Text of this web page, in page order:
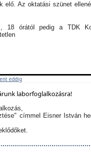
elő. Az oktatási szünet
18 órától pedig a TDK
eddig
laborfoglalkozásra!
címmel Eisner István